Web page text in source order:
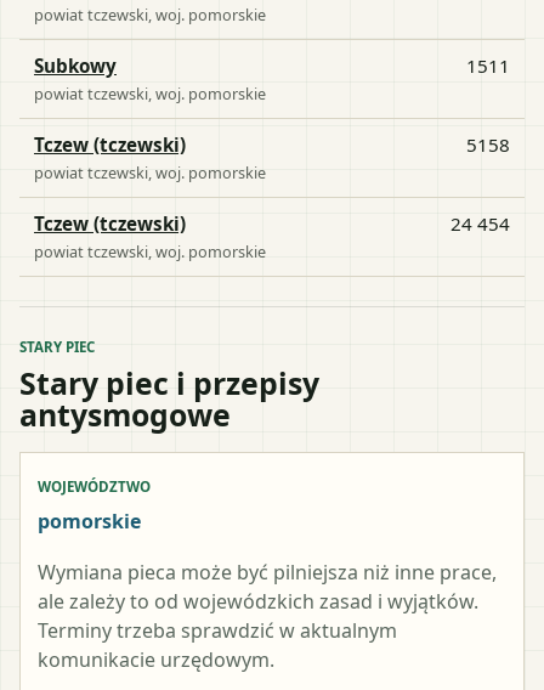
powiattczewski , woj. pomorskie
Subkowy
powiattczewski , woj. pomorskie
1511
Tczew (tczewski)
powiattczewski , woj. pomorskie
5158
Tczew (tczewski)
powiattczewski , woj. pomorskie
24 454
STARY PIEC
Stary piec i przepisy
antysmogowe
WOJEWÓDZTWO
pomorskie
Wymiana pieca może być pilniejsza niż inne prace,
ale zależy to od wojewódzkich zasad i wyjątków.
Terminy trzeba sprawdzić w aktualnym
komunikacie urzędowym.